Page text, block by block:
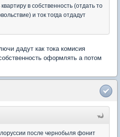
в собственность (отдать то
и ток тогда отдадут
дадут как тока комисия
оформлять а потом
после чернобыля фонит